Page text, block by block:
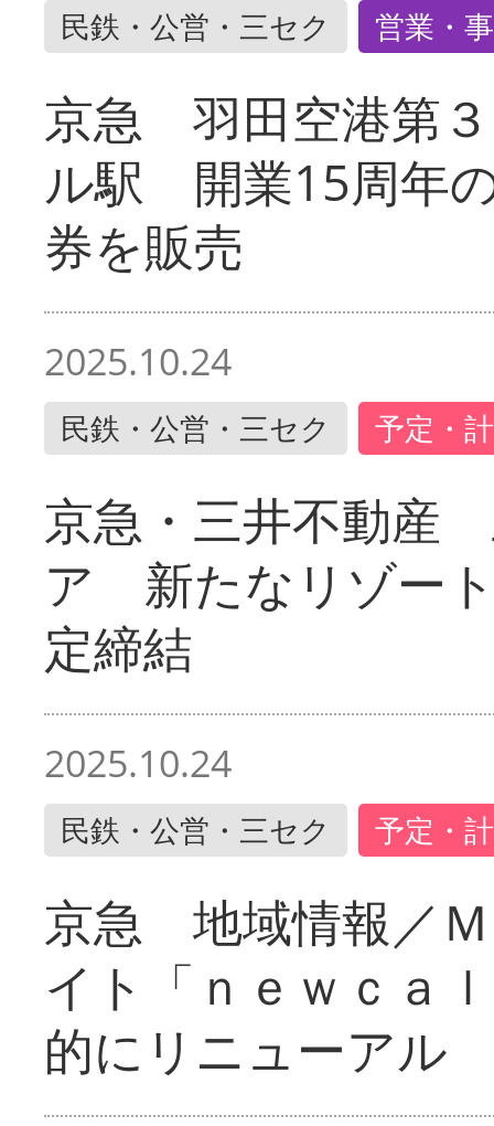
民鉄・公営・三セク 営業・
京急 羽田空港第
ル駅 開業15周年
券を販売
2025.10.24
民鉄・公営・三セク 予定・
京急・三井不動産
ア 新たなリゾー
定締結
2025.10.24
民鉄・公営・三セク 予定・
京急 地域情報／
イト「ｎｅｗｃａ
的にリニューアル